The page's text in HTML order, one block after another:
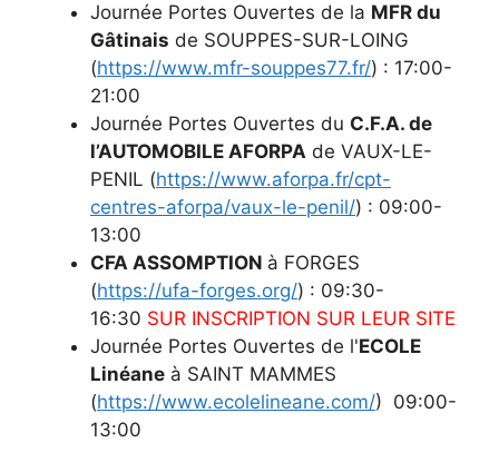
Journée Portes Ouvertes de la MFR du
Gâtinais de SOUPPES-SUR-LOING
(https://www.mfr-souppes77.fr/) : 17:00-
21:00
Journée Portes Ouvertes du C.F.A. de
l’AUTOMOBILE AFORPA de VAUX-LE-
PENIL (https://www.aforpa.fr/cpt-
centres-aforpa/vaux-le-penil/) : 09:00-
13:00
CFA ASSOMPTION à FORGES
(https://ufa-forges.org/) : 09:30-
16:30 SUR INSCRIPTION SUR LEUR SITE
Journée Portes Ouvertes de l'ECOLE
Linéane à SAINT MAMMES
(https://www.ecolelineane.com/) 09:00-
13:00